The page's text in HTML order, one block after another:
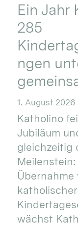
Ein Jahr
285
ngen
1. August 2026
Katholino
Jubiläum
gleichzeitig
Übernahme
katholischer
wächst